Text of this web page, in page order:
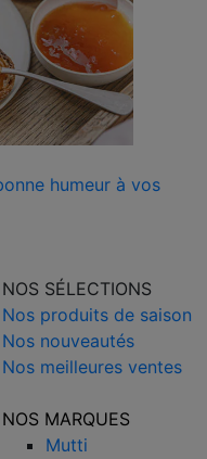
humeur à vos
NOS SÉLECTIONS
Nos produits de saison
Nos nouveautés
Nos meilleures ventes
NOS MARQUES
Mutti